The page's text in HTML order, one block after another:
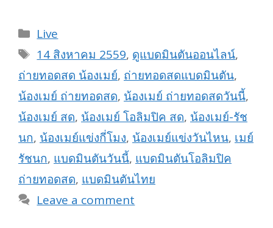
Categories
Live
Tags
14 สิงหาคม 2559, ดูแบดมินตันออนไลน์,
ถ่ายทอดสด น้องเมย์, ถ่ายทอดสดแบดมินตัน,
น้องเมย์ ถ่ายทอดสด, น้องเมย์ ถ่ายทอดสดวันนี้,
น้องเมย์ สด, น้องเมย์ โอลิมปิค สด, น้องเมย์-รัช
นก, น้องเมย์แข่งกี่โมง, น้องเมย์แข่งวันไหน, เมย์
รัชนก, แบดมินตันวันนี้, แบดมินตันโอลิมปิค
ถ่ายทอดสด, แบดมินตันไทย
Leave a comment